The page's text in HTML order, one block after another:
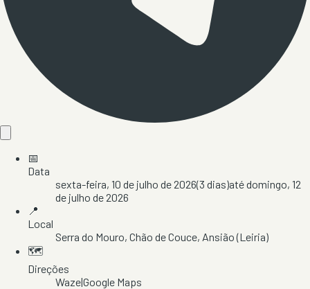
📅
Data
sexta-feira, 10 de julho de 2026(3 dias)atédomingo, 12
de julho de 2026
📍
Local
Serra do Mouro, Chão de Couce, Ansião(Leiria)
🗺️
Direções
Waze|Google Maps